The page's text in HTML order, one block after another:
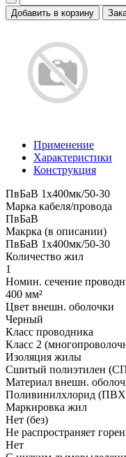
Добавить в корзину
Применение
Характеристики
Конструкция
ПвБаВ 1х400мк/50-30
Марка кабеля/провода
ПвБаВ
Макрка (в описании)
ПвБаВ 1х400мк/50-30
Количество жил
1
Номин. сечение
400 мм²
Цвет внешн. оболочки
Черный
Класс проводника
Класс 2
Изоляция жилы
Сшитый полиэтилен
Материал внешн.
Поливинилхлорид
Маркировка жил
Нет (без)
Не распространяет
Нет